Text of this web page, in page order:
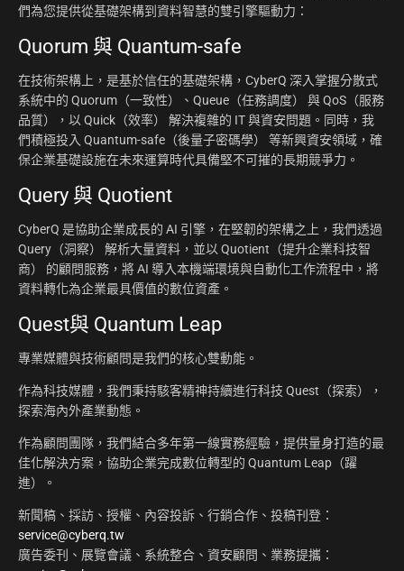
們為您提供從基礎架構到資料智慧的雙引擎驅動力：
Quorum 與 Quantum-safe
在技術架構上，是基於信任的基礎架構，CyberQ 深入掌握分散式
系統中的 Quorum（一致性）、Queue（任務調度） 與 QoS（服務
品質），以 Quick（效率） 解決複雜的 IT 與資安問題。同時，我
們積極投入 Quantum-safe（後量子密碼學） 等新興資安領域，確
保企業基礎設施在未來運算時代具備堅不可摧的長期競爭力。
Query 與 Quotient
CyberQ 是協助企業成長的 AI 引擎，在堅韌的架構之上，我們透過
Query（洞察） 解析大量資料，並以 Quotient（提升企業科技智
商） 的顧問服務，將 AI 導入本機端環境與自動化工作流程中，將
資料轉化為企業最具價值的數位資產。
Quest與 Quantum Leap
專業媒體與技術顧問是我們的核心雙動能。
作為科技媒體，我們秉持駭客精神持續進行科技 Quest（探索），
探索海內外產業動態。
作為顧問團隊，我們結合多年第一線實務經驗，提供量身打造的最
佳化解決方案，協助企業完成數位轉型的 Quantum Leap（躍
進）。
新聞稿、採訪、授權、內容投訴、行銷合作、投稿刊登：
service@cyberq.tw
廣告委刊、展覽會議、系統整合、資安顧問、業務提攜：